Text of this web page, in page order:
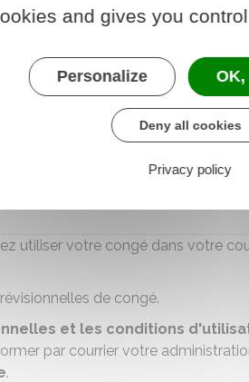
peut-il être utilisé ?
ou travailler à temps partiel.
votre congé enune seule
moins une journée.
parentale est prolongé ou
de présence parentale, vous
utiliser votre congé dans votre
de congé.
et les conditions
par courrier votre
.
and gives you
Personalize OK,
Deny all cookies
Privacy policy